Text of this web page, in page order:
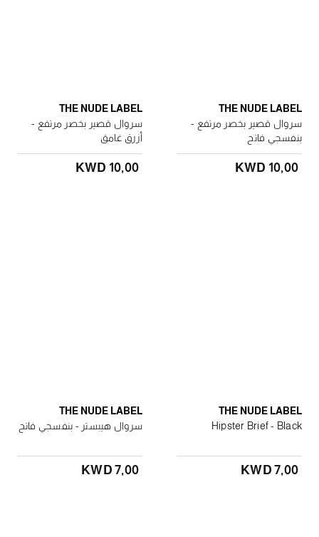
THE NUDE LABEL
سروال قصير بخصر مرتفع -
بنفسجي فاتح
KWD 10٫00
THE NUDE LABEL
سروال قصير بخصر مرتفع -
أزرق غامق
KWD 10٫00
THE NUDE LABEL
Hipster Brief - Black
KWD 7٫00
THE NUDE LABEL
سروال هيبستر - بنفسجي فاتح
KWD 7٫00